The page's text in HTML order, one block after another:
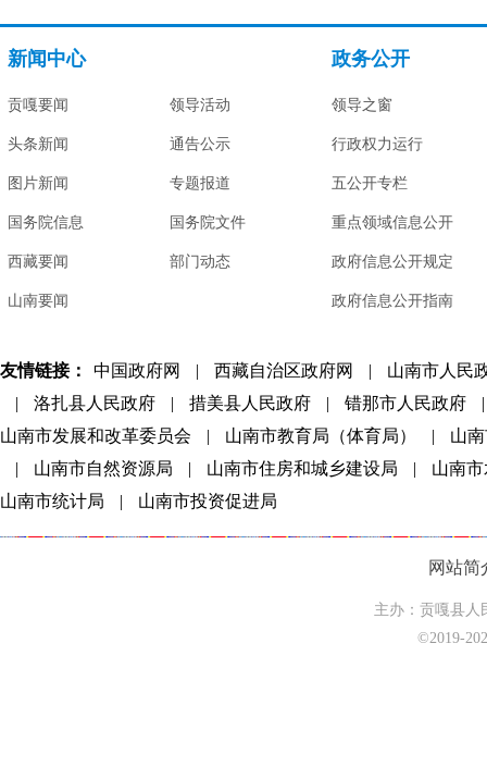
新闻中心
贡嘎要闻
头条新闻
图片新闻
国务院信息
西藏要闻
山南要闻
领导活动
通告公示
专题报道
国务院文件
部门动态
政务公开
领导之窗
行政权力运行
五公开专栏
重点领域信息公开
政府信息公开规定
政府信息公开指南
友情链接： 中国政府网 | 西藏自治区政府网 |
山南市人民
|
洛扎县人民政府 | 措美县人民政府 | 错那市人民政府
|
山南市发展和改革委员会
| 山南市教育局（体育局） |
山
|
山南市自然资源局 | 山南市住房和城乡建设局 |
山南
山南市统计局
| 山南市投资促进局
网站简
主办：贡嘎县
©2019-